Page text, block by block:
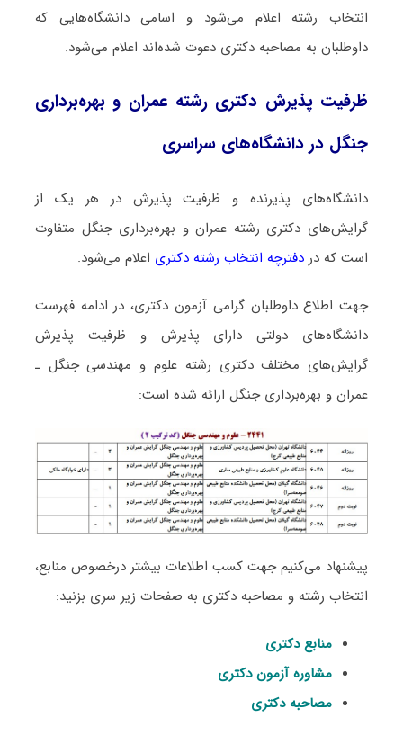
انتخاب رشته اعلام می‌شود و اسامی دانشگاه‌هایی که
داوطلبان به مصاحبه دکتری دعوت شده‌اند اعلام می‌شود.
ظرفیت پذیرش دکتری رشته ﻋﻤﺮان و ﺑﻬﺮهﺑﺮداری
ﺟﻨﮕﻞ در دانشگاه‌های سراسری
دانشگاه‌های پذیرنده و ظرفیت پذیرش در هر یک از
گرایش‌های دکتری رشته ﻋﻤﺮان و ﺑﻬﺮهﺑﺮداری ﺟﻨﮕﻞ متفاوت
است که در دفترچه انتخاب رشته دکتری اعلام می‌شود.
جهت اطلاع داوطلبان گرامی آزمون دکتری، در ادامه فهرست
دانشگاه‌های دولتی دارای پذیرش و ظرفیت پذیرش
گرایش‌های مختلف دکتری رشته ﻋﻠﻮم و ﻣﻬﻨﺪسی ﺟﻨﮕﻞ ـ
ﻋﻤﺮان و ﺑﻬﺮهﺑﺮداری ﺟﻨﮕﻞ ارائه شده است:
پیشنهاد می‌کنیم جهت کسب اطلاعات بیشتر درخصوص منابع،
انتخاب رشته و مصاحبه دکتری به صفحات زیر سری بزنید:
منابع دکتری
مشاوره آزمون دکتری
مصاحبه دکتری